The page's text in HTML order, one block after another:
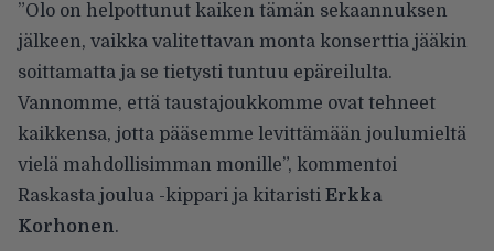
”Olo on helpottunut kaiken tämän sekaannuksen
jälkeen, vaikka valitettavan monta konserttia jääkin
soittamatta ja se tietysti tuntuu epäreilulta.
Vannomme, että taustajoukkomme ovat tehneet
kaikkensa, jotta pääsemme levittämään joulumieltä
vielä mahdollisimman monille”, kommentoi
Raskasta joulua -kippari ja kitaristi Erkka
Korhonen.